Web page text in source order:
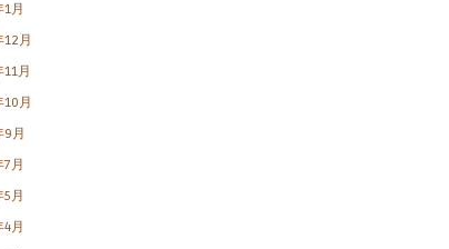
月
12月
月
10月
9月
月
月
月